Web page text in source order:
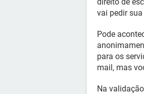
vai pedir
Pode
para os
mail, mas
Na